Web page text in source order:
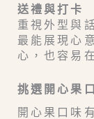
送禮與打卡
重視外型與
最能展現心
心，也容易
挑選開心果
開心果口味